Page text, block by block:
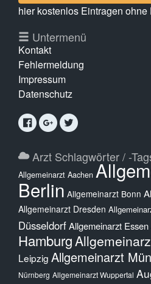
hier kostenlos Eintragen
Untermenü
Kontakt
Fehlermeldung
Impressum
Datenschutz
Arzt Schlagwörter / -
Allgemeinarzt Aachen
Berlin Allgemeinarzt Bonn
Allgemeinarzt Dresden
DüsseldorfAllgemeinarzt Essen
Hamburg
Leipzig Allgemeinarzt
Nürnberg Allgemeinarzt Wuppertal